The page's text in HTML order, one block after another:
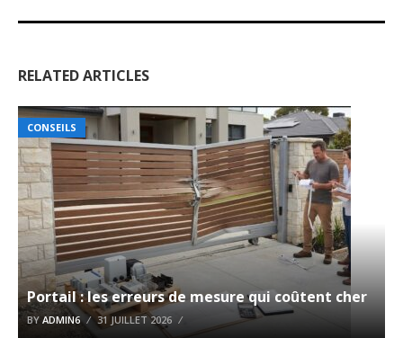
RELATED ARTICLES
CONSEILS
Portail : les erreurs de mesure qui coûtent cher
BY ADMIN6 31 JUILLET 2026